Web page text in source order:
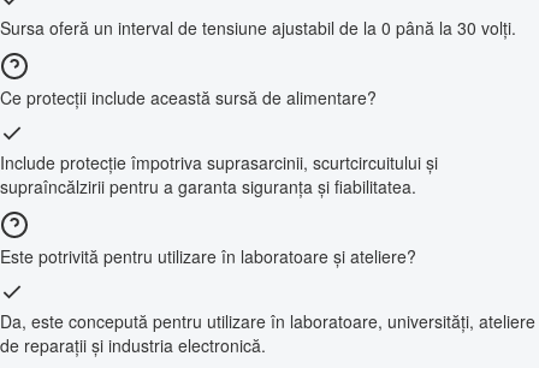
Sursa oferă un interval de tensiune ajustabil de la 0 până la 30 volți.
Ce protecții include această sursă de alimentare?
Include protecție împotriva suprasarcinii, scurtcircuitului și
supraîncălzirii pentru a garanta siguranța și fiabilitatea.
Este potrivită pentru utilizare în laboratoare și ateliere?
Da, este concepută pentru utilizare în laboratoare, universități, ateliere
de reparații și industria electronică.